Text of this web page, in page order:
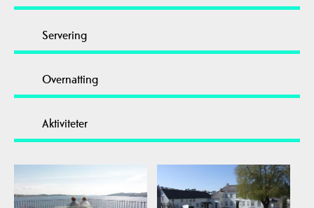
Servering
Overnatting
Aktiviteter